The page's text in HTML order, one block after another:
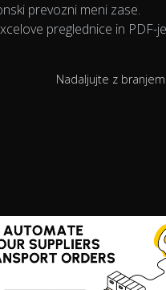
prevozni meni zase.
preglednice in PDF-
Nadaljujte z